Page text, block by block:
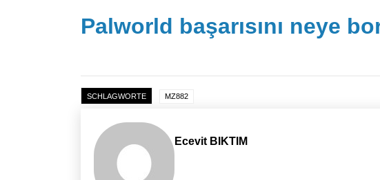
Palworld başarısını neye
SCHLAGWORTE MZ882
Ecevit BIKTIM